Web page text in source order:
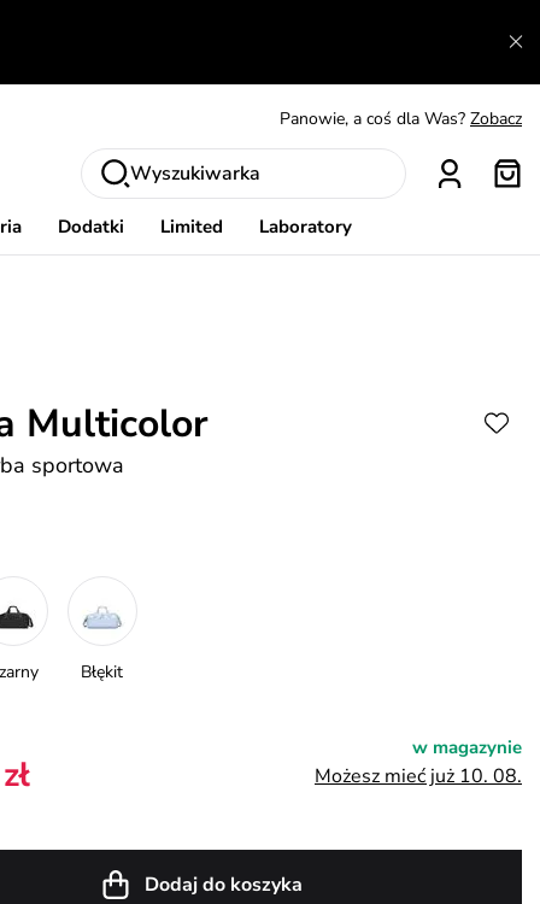
Dodatki Limited Laboratory
Produkty, które musisz mieć. Dowiedz się więcej
Wymiana i zwrot za darmo Patrz
Wyszukiwarka
Multicolor
sportowa
Błękit
w magazynie
Możesz mieć już 10. 08.
Dodaj do koszyka